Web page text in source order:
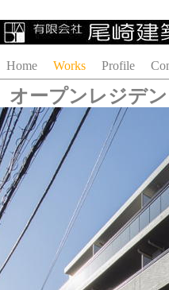
Home Works Profile
オープンレジデン